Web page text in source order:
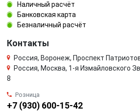
Наличный расчёт
Банковская карта
Безналичный расчёт
Контакты
Россия, Воронеж, Проспект
Россия, Москва, 1-я Измайловского
8
Розница
+7 (930) 600-15-42